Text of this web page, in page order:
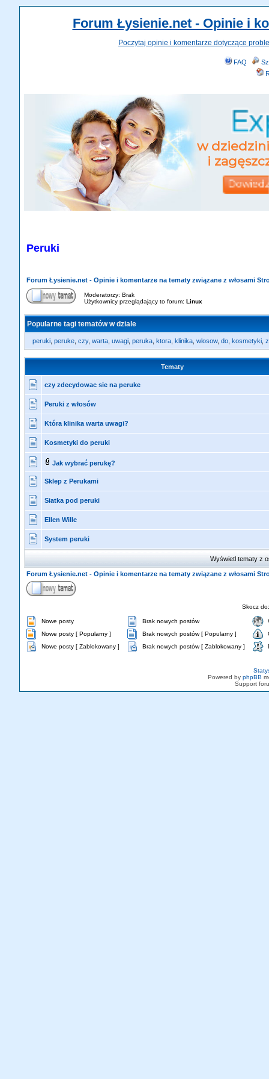
Forum Łysienie.net - Opinie i
Poczytaj opinie i komentarze dotyczące
FAQ
Peruki
Forum Łysienie.net - Opinie i komentarze na tematy związane z włosami
Moderatorzy: Brak
Użytkownicy przeglądający to forum: Linux
Popularne tagi tematów w dziale
peruki, peruke, czy, warta, uwagi, peruka, ktora, klinika, wlosow, do, kosmetyki,
Tematy
czy zdecydowac sie na peruke
Peruki z włosów
Która klinika warta uwagi?
Kosmetyki do peruki
Jak wybrać perukę?
Sklep z Perukami
Siatka pod peruki
Ellen Wille
System peruki
Wyświetl tematy z
Forum Łysienie.net - Opinie i komentarze na tematy związane z włosami
Skocz
Nowe posty Brak nowych postów
Nowe posty [ Popularny ]
Brak nowych postów [ Popularny ]
Nowe posty [ Zablokowany ]
Brak nowych postów [ Zablokowany ]
Powered by phpBB
Support